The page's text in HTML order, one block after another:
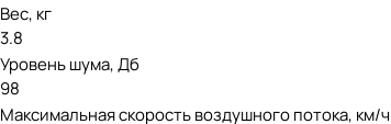
Вес, кг
3.8
Уровень шума, Дб
98
Максимальная скорость воздушного потока, км/ч